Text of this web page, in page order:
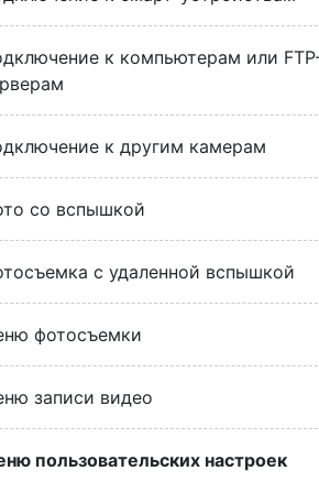
к компьютерам или
к другим камерам
со вспышкой
с удаленной вспышкой
фотосъемки
записи видео
пользовательских настроек